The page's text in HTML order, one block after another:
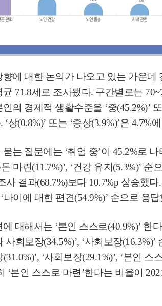
에 대한 논의가 나오고 있는 가운데
균 71.8세로 조사됐다. 구간별로는
의 경제적 생활수준을 ‘중(45.2%)’
. ‘상(0.8%)’ 또는 ‘중상(3.9%)’은 4.7%
묻는 질문에는 ‘취업 중’이 45.2%로 나
마련(11.7%)’, ‘건강 유지 (5.3%)’ 순
사 결과(68.7%)보다 10.7%p 상승했다.
나이에 대한 편견(54.9%)’ 순으로 응
에 대해서는 ‘본인 스스로(40.9%)’ 한
사회보장(34.5%)’, ‘사회보장(16.3%)’
(31.0%)’, ‘사회보장(29.1%)’, ‘본인 스
‘본인 스스로 마련 ’한다는 비율이